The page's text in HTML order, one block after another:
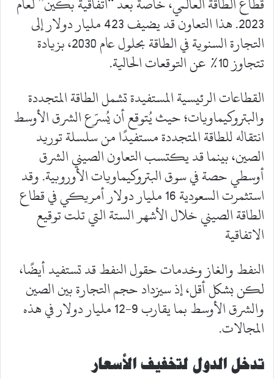
2023. هذا التعاون قد يضيف 423 مليار دولار إلى
التجارة السنوية في الطاقة بحلول عام 2030، بزيادة
تتجاوز 10% عن التوقعات الحالية.
القطاعات الرئيسية المستفيدة تشمل الطاقة المتجددة
والبتروكيماويات؛ حيث يُتوقع أن يُسرّع الشرق الأوسط
انتقاله للطاقة المتجددة مستفيدًا من سلسلة توريد
الصين، بينما قد يكتسب التعاون الصيني الشرق
أوسطي حصة في سوق البتروكيماويات الأوروبية. وقد
استثمرت السعودية 16 مليار دولار أمريكي في قطاع
الطاقة الصيني خلال الأشهر الستة التي تلت توقيع
الاتفاقية
النفط والغاز وخدمات حقول النفط قد تستفيد أيضًا،
لكن بشكل أقل، إذ سيزداد حجم التجارة بين الصين
والشرق الأوسط بما يقارب 9-12 مليار دولار في هذه
المجالات.
تدخل الدول لتخفيف الأسعار